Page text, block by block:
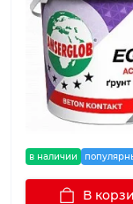
в наличии
В